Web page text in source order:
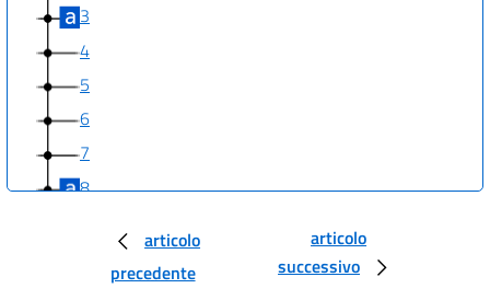
3
4
5
6
7
8
articolo
precedente
articolo
successivo